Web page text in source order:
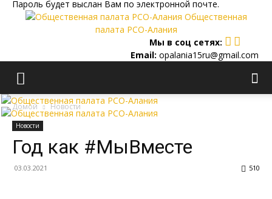
Пароль будет выслан Вам по электронной почте.
Общественная
палата РСО-Алания
Мы в соц сетях:
Email: opalania15ru@gmail.com
Домой Новости
Новости
Год как #МыВместе
03.03.2021 510